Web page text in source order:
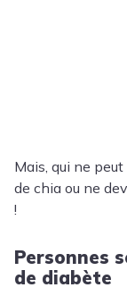
Mais, qui ne
de chia ou ne
!
Personnes
de diabète